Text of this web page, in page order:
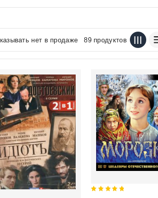
нет в продаже 89 продуктов